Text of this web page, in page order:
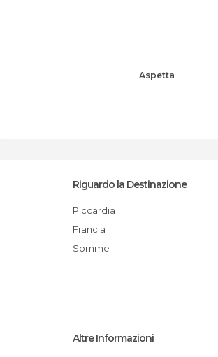
Aspetta
Riguardo la Destinazione
Piccardia
Francia
Somme
Altre Informazioni